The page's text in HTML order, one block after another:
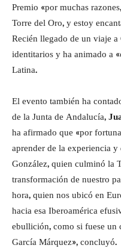
Premio «por muchas
Torre del Oro, y estoy
Recién llegado de un viaje
identitarios y ha animado a
Latina.
El evento también ha
de la Junta de Andalucía,
ha afirmado que «por
aprender de la experiencia
González, quien culminó la
transformación de nuestro
hora, quien nos ubicó en
hacia esa Iberoamérica
ebullición, como si fuese
García Márquez», concluyó.